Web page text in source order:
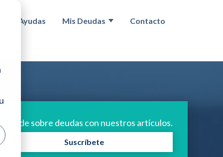
Oportunidad
submenu for Concurso acreedores
Ayudas Mis Deudas Show submenu for Mis
Contacto
sobre deudas con nuestros artículos.
Suscríbete